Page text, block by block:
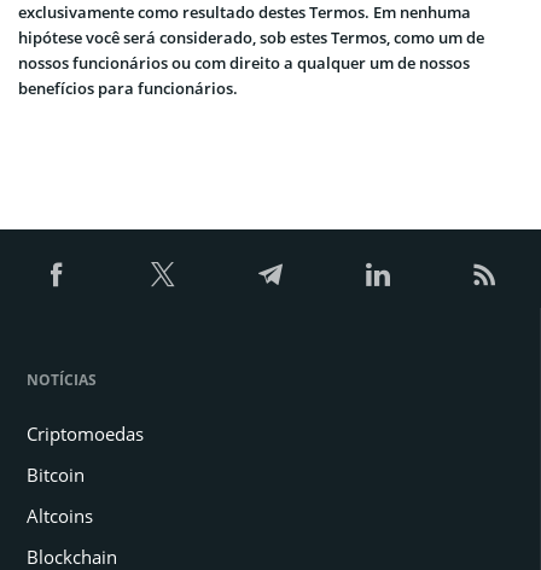
exclusivamente como resultado destes Termos. Em nenhuma
hipótese você será considerado, sob estes Termos, como um de
nossos funcionários ou com direito a qualquer um de nossos
benefícios para funcionários.
NOTÍCIAS
Criptomoedas
Bitcoin
Altcoins
Blockchain